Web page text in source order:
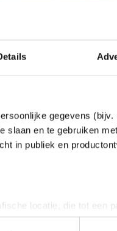
gegevens
slaan en te gebruiken
in publiek en
locatie, die tot een
te scannen op